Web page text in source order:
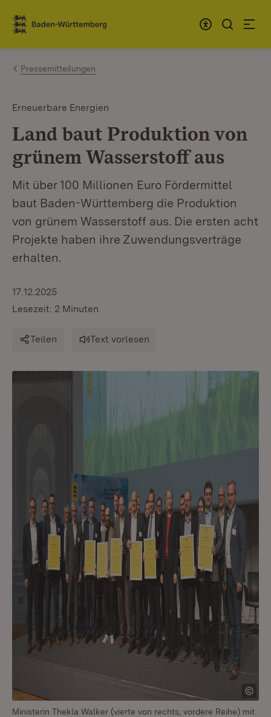
Zum Inhalt springen
Link zur Startseite
Pressemitteilungen
Erneuerbare Energien
Land baut Produktion von
grünem Wasserstoff aus
Mit über 100 Millionen Euro Fördermittel
baut Baden-Württemberg die Produktion
von grünem Wasserstoff aus. Die ersten acht
Projekte haben ihre Zuwendungsverträge
erhalten.
17.12.2025
Lesezeit: 2 Minuten
Teilen Text vorlesen
Ministerin Thekla Walker (vierte von rechts, vordere Reihe) mit